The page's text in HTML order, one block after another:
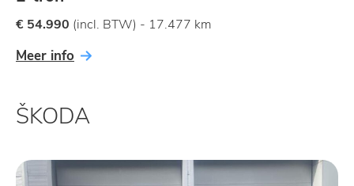
€ 54.990 (incl. BTW) - 17.477 km
Meer info
ŠKODA